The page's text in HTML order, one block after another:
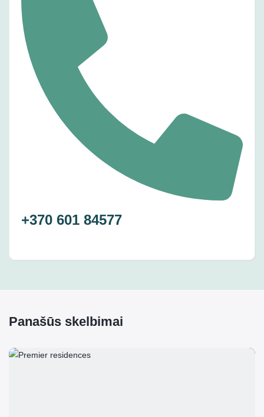
+370 601 84577
Panašūs skelbimai